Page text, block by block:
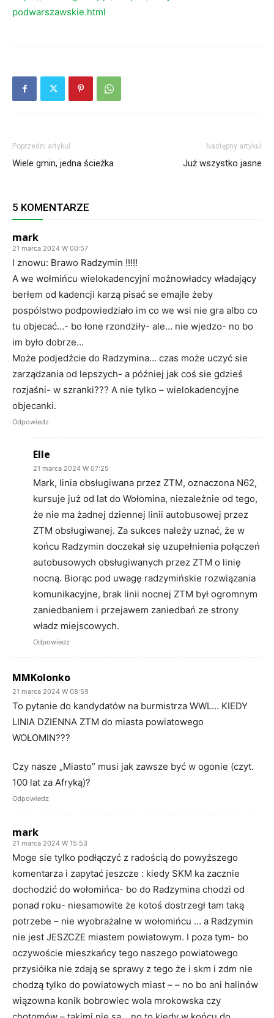
podwarszawskie.html
Poprzedni artykuł
Wiele gmin, jedna ścieżka
Następny artykuł
Już wszystko jasne
5 KOMENTARZE
mark
21 marca 2024 W 00:57
I znowu: Brawo Radzymin !!!!!
A we wołmińcu wielokadencyjni możnowładcy władający
berłem od kadencji karzą pisać se emajle żeby
pospólstwo podpowiedziało im co we wsi nie gra albo co
tu objecać…- bo łone rzondziły- ale… nie wjedzo- no bo
im było dobrze…
Może podjedźcie do Radzymina… czas może uczyć sie
zarządzania od lepszych- a później jak coś sie gdzieś
rozjaśni- w szranki??? A nie tylko – wielokadencyjne
objecanki.
Odpowiedz
Elle
21 marca 2024 W 07:25
Mark, linia obsługiwana przez ZTM, oznaczona N62,
kursuje już od lat do Wołomina, niezależnie od tego,
że nie ma żadnej dziennej linii autobusowej przez
ZTM obsługiwanej. Za sukces należy uznać, że w
końcu Radzymin doczekał się uzupełnienia połączeń
autobusowych obsługiwanych przez ZTM o linię
nocną. Biorąc pod uwagę radzymińskie rozwiązania
komunikacyjne, brak linii nocnej ZTM był ogromnym
zaniedbaniem i przejawem zaniedbań ze strony
władz miejscowych.
Odpowiedz
MMKolonko
21 marca 2024 W 08:59
To pytanie do kandydatów na burmistrza WWL… KIEDY
LINIA DZIENNA ZTM do miasta powiatowego
WOŁOMIN???
Czy nasze „Miasto” musi jak zawsze być w ogonie (czyt.
100 lat za Afryką)?
Odpowiedz
mark
21 marca 2024 W 15:53
Moge sie tylko podłączyć z radością do powyższego
komentarza i zapytać jeszcze : kiedy SKM ka zacznie
dochodzić do wołomińca- bo do Radzymina chodzi od
ponad roku- niesamowite że kotoś dostrzegł tam taką
potrzebe – nie wyobrażalne w wołomińcu … a Radzymin
nie jest JESZCZE miastem powiatowym. I poza tym- bo
oczywoście mieszkańcy tego naszego powiatowego
przysiółka nie zdają se sprawy z tego że i skm i zdm nie
chodzą tylko do powiatowych miast – – no bo ani halinów
wiązowna konik bobrowiec wola mrokowska czy